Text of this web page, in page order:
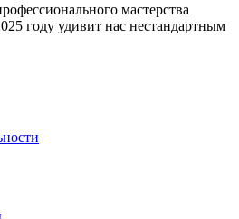
мастерства
году удивит нас нестандартным